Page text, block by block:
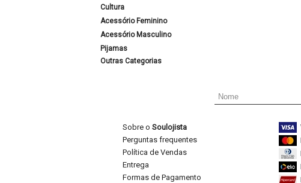
Cultura
Acessório Feminino
Acessório Masculino
Pijamas
Outras Categorias
Sobre o Soulojista
Perguntas frequentes
Política de Vendas
Entrega
Formas de Pagamento